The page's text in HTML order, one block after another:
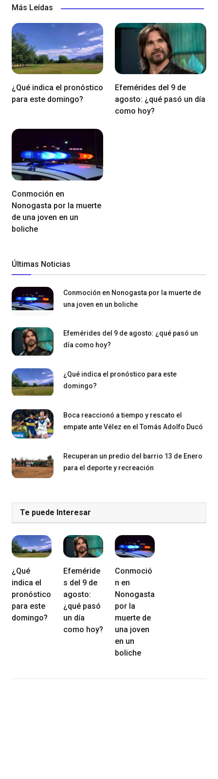
Más Leídas
¿Qué indica el pronóstico
para este domingo?
Efemérides del 9 de
agosto: ¿qué pasó un día
como hoy?
Conmoción en
Nonogasta por la muerte
de una joven en un
boliche
Últimas Noticias
Conmoción en Nonogasta por la muerte de
una joven en un boliche
Efemérides del 9 de agosto: ¿qué pasó un
día como hoy?
¿Qué indica el pronóstico para este
domingo?
Boca reaccionó a tiempo y rescato el
empate ante Vélez en el Tomás Adolfo Ducó
Recuperan un predio del barrio 13 de Enero
para el deporte y recreación
Te puede Interesar
¿Qué
indica el
pronóstico
para este
domingo?
Efeméride
s del 9 de
agosto:
¿qué pasó
un día
como hoy?
Conmoció
n en
Nonogasta
por la
muerte de
una joven
en un
boliche